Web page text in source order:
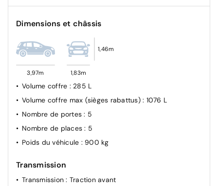
Dimensions et châssis
3,97m 1,83m
1,46m
Volume coffre : 285 L
Volume coffre max (sièges rabattus) : 1076 L
Nombre de portes: 5
Nombre de places: 5
Poids du véhicule : 900 kg
Transmission
Transmission: Traction avant